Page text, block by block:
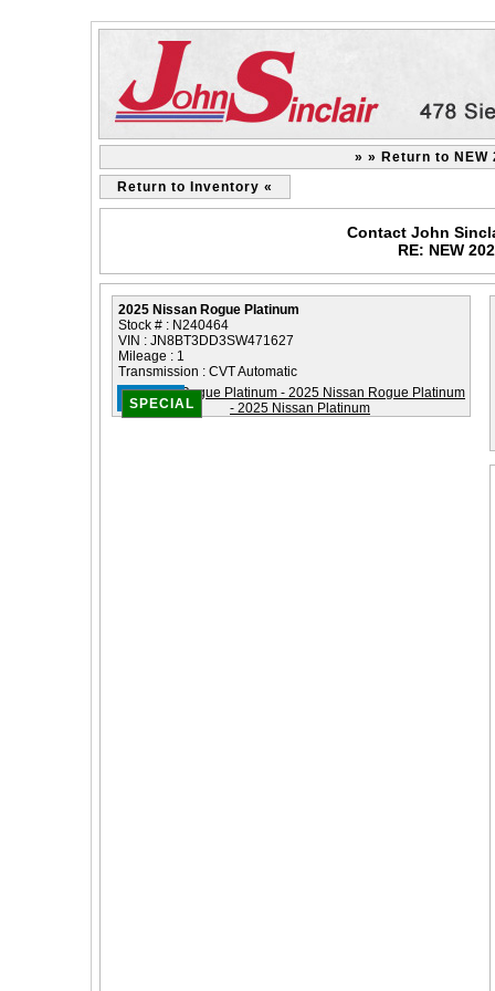
» » Return to NEW
Return to Inventory «
Contact John
RE: NEW
2025 Nissan Rogue Platinum
Stock # : N240464
VIN : JN8BT3DD3SW471627
Mileage : 1
Transmission : CVT Automatic
- NEW -
SPECIAL